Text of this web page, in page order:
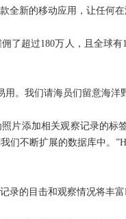
全新的移动应用，让任何
了超过180万人，且全球
用。我们请海员们留意海洋
片添加相关观察记录的标
们不断扩展的数据库中。
录的目击和观察情况将丰